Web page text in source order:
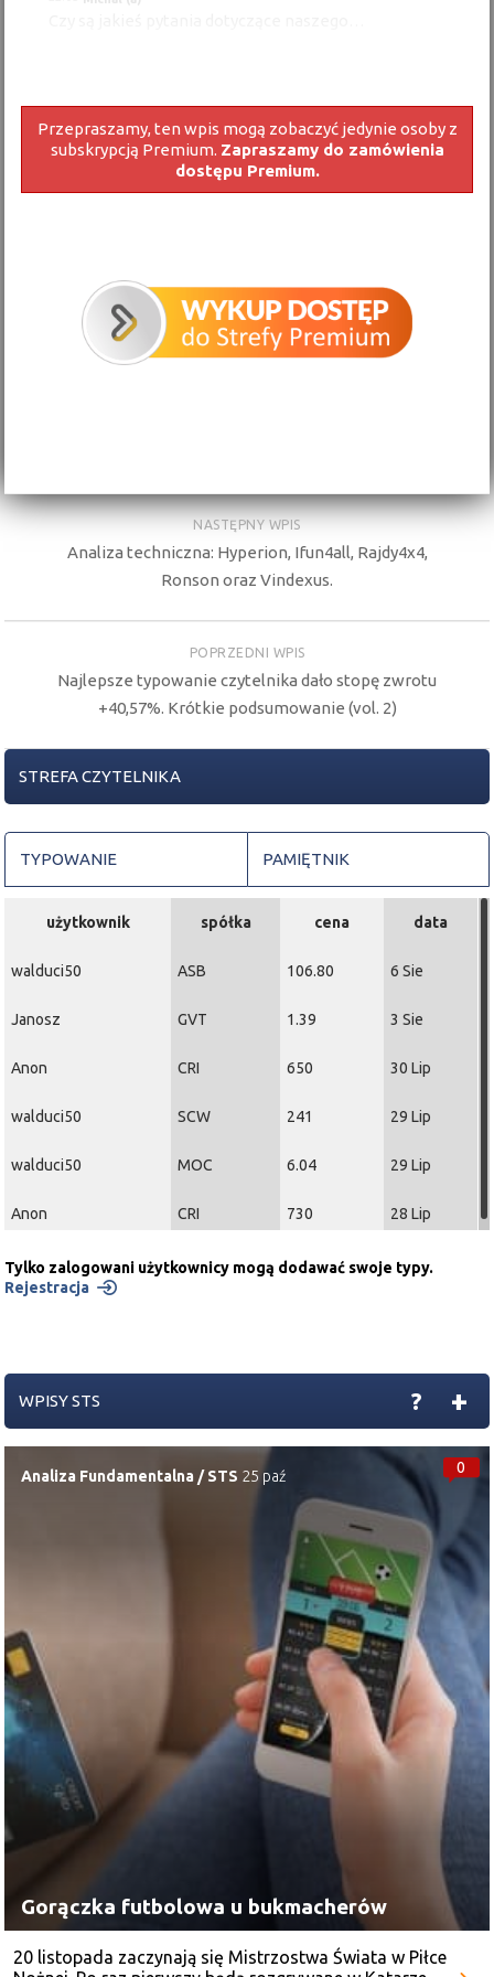
Przepraszamy, ten wpis mogą zobaczyć jedynie osoby z
subskrypcją Premium. Zapraszamy do zamówienia
dostępu Premium.
NASTĘPNY WPIS
Analiza techniczna: Hyperion, Ifun4all, Rajdy4x4,
Ronson oraz Vindexus.
POPRZEDNI WPIS
Najlepsze typowanie czytelnika dało stopę zwrotu
+40,57%. Krótkie podsumowanie (vol. 2)
STREFA CZYTELNIKA
TYPOWANIE PAMIĘTNIK
użytkownik spółka cena data
walduci50 ASB 106.80 6 Sie
Janosz GVT 1.39 3 Sie
Anon CRI 650 30 Lip
walduci50 SCW 241 29 Lip
walduci50 MOC 6.04 29 Lip
Anon CRI 730 28 Lip
Tylko zalogowani użytkownicy mogą dodawać swoje typy.
Rejestracja
WPISY STS +
?
0
Analiza Fundamentalna /STS 25 paź
Gorączka futbolowa u bukmacherów
20 listopada zaczynają się Mistrzostwa Świata w Piłce